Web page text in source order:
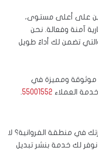
على أعلى مستوى،
آمنة وفعالة. نحن
تضمن لك أداءً طويل
موثوقة ومميزة في
العملاء 55001552
.
في منطقة الفروانية؟ لا
لك خدمة بنشر تبديل